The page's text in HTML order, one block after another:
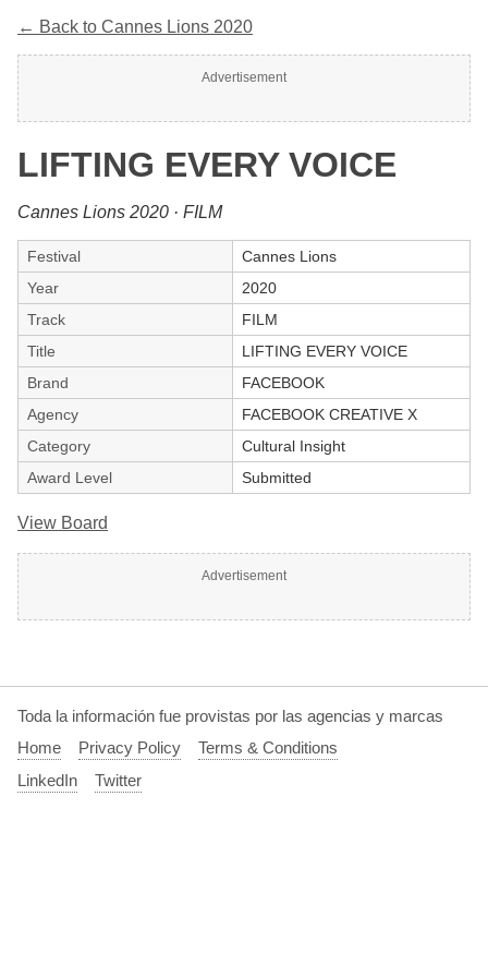
← Back to Cannes Lions 2020
Advertisement
LIFTING EVERY VOICE
Cannes Lions 2020 · FILM
Festival
Cannes Lions
Year
2020
Track
FILM
Title
LIFTING EVERY VOICE
Brand
FACEBOOK
Agency
FACEBOOK CREATIVE X
Category
Cultural Insight
Award Level
Submitted
View Board
Advertisement
Toda la información fue provistas por las agencias y marcas
Home
Privacy Policy
Terms & Conditions
LinkedIn
Twitter